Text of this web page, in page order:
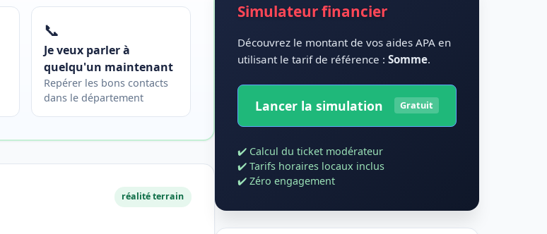
📞
Je veux parler à
quelqu'un maintenant
Repérer les bons contacts
dans le département
réalité terrain
Simulateur financier
Découvrez le montant de vos aides APA en
utilisant le tarif de référence : Somme.
Lancer la simulation Gratuit
✔️ Calcul du ticket modérateur
✔️ Tarifs horaires locaux inclus
✔️ Zéro engagement